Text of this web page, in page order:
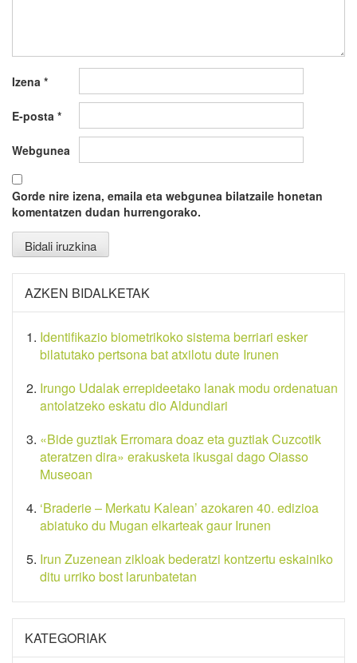
Izena *
E-posta *
Webgunea
Gorde nire izena, emaila eta webgunea bilatzaile honetan
komentatzen dudan hurrengorako.
AZKEN BIDALKETAK
Identifikazio biometrikoko sistema berriari esker
bilatutako pertsona bat atxilotu dute Irunen
Irungo Udalak errepideetako lanak modu ordenatuan
antolatzeko eskatu dio Aldundiari
«Bide guztiak Erromara doaz eta guztiak Cuzcotik
ateratzen dira» erakusketa ikusgai dago Oiasso
Museoan
‘Braderie – Merkatu Kalean’ azokaren 40. edizioa
abiatuko du Mugan elkarteak gaur Irunen
Irun Zuzenean zikloak bederatzi kontzertu eskainiko
ditu urriko bost larunbatetan
KATEGORIAK